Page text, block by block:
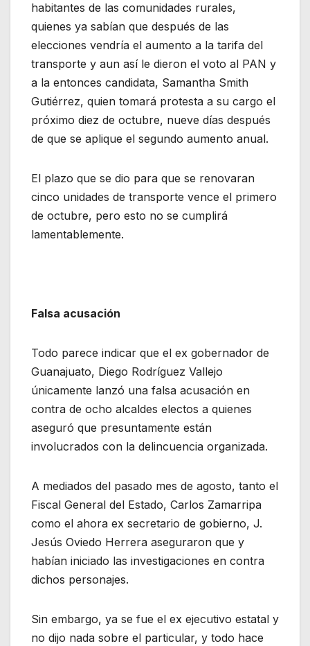
habitantes de las comunidades rurales,
quienes ya sabían que después de las
elecciones vendría el aumento a la tarifa del
transporte y aun así le dieron el voto al PAN y
a la entonces candidata, Samantha Smith
Gutiérrez, quien tomará protesta a su cargo el
próximo diez de octubre, nueve días después
de que se aplique el segundo aumento anual.
El plazo que se dio para que se renovaran
cinco unidades de transporte vence el primero
de octubre, pero esto no se cumplirá
lamentablemente.
Falsa acusación
Todo parece indicar que el ex gobernador de
Guanajuato, Diego Rodríguez Vallejo
únicamente lanzó una falsa acusación en
contra de ocho alcaldes electos a quienes
aseguró que presuntamente están
involucrados con la delincuencia organizada.
A mediados del pasado mes de agosto, tanto el
Fiscal General del Estado, Carlos Zamarripa
como el ahora ex secretario de gobierno, J.
Jesús Oviedo Herrera aseguraron que y
habían iniciado las investigaciones en contra
dichos personajes.
Sin embargo, ya se fue el ex ejecutivo estatal y
no dijo nada sobre el particular, y todo hace